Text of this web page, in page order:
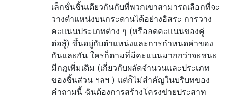
เล็กชั่นชิ้นเดียวกันกับที่พวกเขาสามารถเลือกที่จะ
วางตำแหน่งบนกระดานได้อย่างอิสระ การวาง
คะแนนประเภทต่าง ๆ (หรือลดคะแนนของคู่
ต่อสู้) ขึ้นอยู่กับตำแหน่งและการกำหนดค่าของ
กันและกัน ใครก็ตามที่มีคะแนนมากกว่าจะชนะ
มีกฎเพิ่มเติม (เกี่ยวกับผลัดจำนวนและประเภท
ของชิ้นส่วน ฯลฯ ) แต่ก็ไม่สำคัญในบริบทของ
คำถามนี้ ฉันต้องการสร้างโครงข่ายประสาท